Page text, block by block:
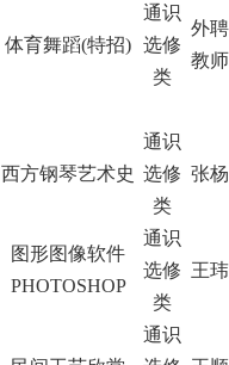
体育舞蹈(特招)
通识
选修
类
外聘
教师
西方钢琴艺术史
通识
选修
类
张杨
图形图像软件
PHOTOSHOP
通识
选修
类
王玮
通识